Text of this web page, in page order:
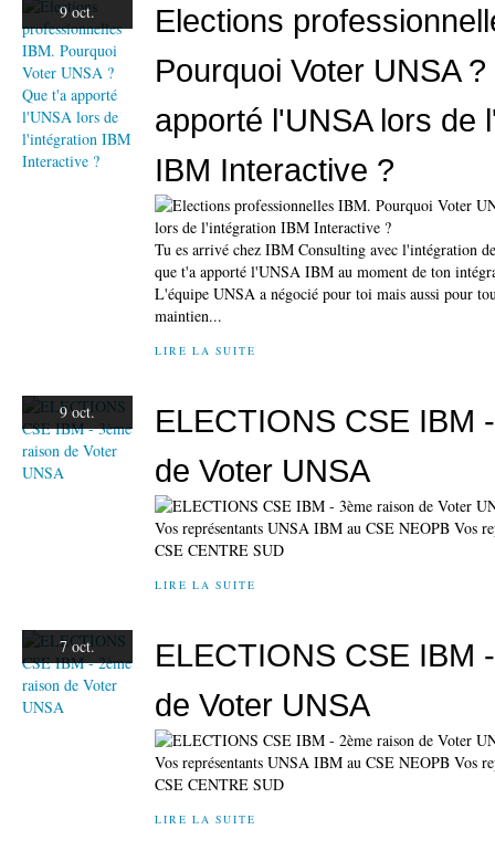
9 oct.
Elections
Pourquoi Voter UNSA
apporté l'UNSA lors de
IBM Interactive ?
Tu es arrivé chez IBM Consulting avec l'intégration
que t'a apporté l'UNSA IBM au moment de ton
L'équipe UNSA a négocié pour toi mais aussi pour
maintien...
LIRE LA SUITE
9 oct.
ELECTIONS CSE IBM
de Voter UNSA
Vos représentants UNSA IBM au CSE NEOPB Vos
CSE CENTRE SUD
LIRE LA SUITE
7 oct.
ELECTIONS CSE IBM
de Voter UNSA
Vos représentants UNSA IBM au CSE NEOPB Vos
CSE CENTRE SUD
LIRE LA SUITE